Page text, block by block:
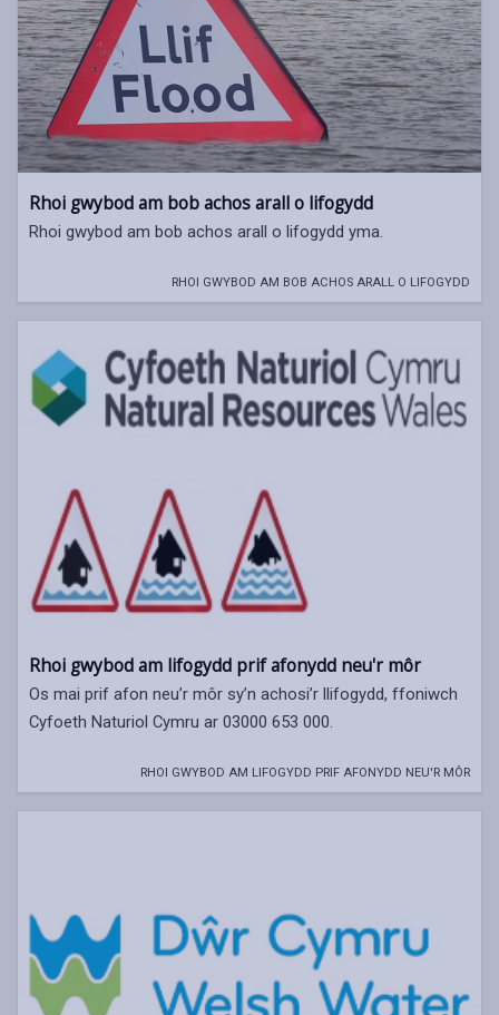
Rhoi gwybod am bob achos arall o lifogydd
Rhoi gwybod am bob achos arall o lifogydd yma.
RHOI GWYBOD AM BOB ACHOS ARALL O LIFOGYDD
Rhoi gwybod am lifogydd prif afonydd neu'r môr
Os mai prif afon neu’r môr sy’n achosi’r llifogydd, ffoniwch
Cyfoeth Naturiol Cymru ar 03000 653 000.
RHOI GWYBOD AM LIFOGYDD PRIF AFONYDD NEU'R MÔR